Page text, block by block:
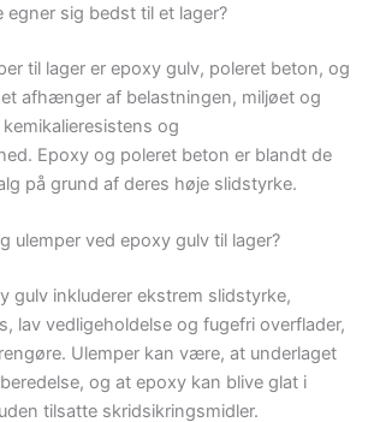
egner sig bedst til et lager?
til lager er epoxy gulv, poleret beton, og
afhænger af belastningen, miljøet og
og
Epoxy og poleret beton er blandt de
på grund af deres høje slidstyrke.
ulemper ved epoxy gulv til lager?
gulv inkluderer ekstrem slidstyrke,
lav vedligeholdelse og fugefri overflader,
Ulemper kan være, at underlaget
og at epoxy kan blive glat i
tilsatte skridsikringsmidler.